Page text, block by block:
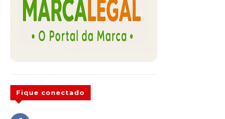
Fique conectado